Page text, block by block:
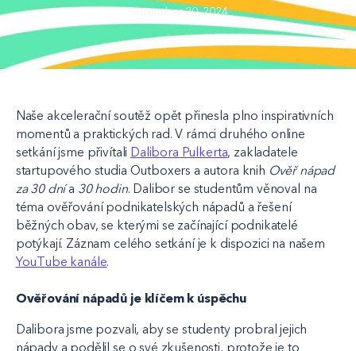
September 20, 2024
Naše akcelerační soutěž opět přinesla plno inspirativních
momentů a praktických rad. V rámci druhého online
setkání jsme přivítali Dalibora Pulkerta, zakladatele
startupového studia Outboxers a autora knih Ověř nápad
za 30 dnía 30 hodin. Dalibor se studentům věnoval na
téma ověřování podnikatelských nápadů a řešení
běžných obav, se kterými se začínající podnikatelé
potýkají. Záznam celého setkání je k dispozici na našem
YouTube kanále.
Ověřování nápadů je klíčem k úspěchu
Dalibora jsme pozvali, aby se studenty probral jejich
nápady a podělil se o své zkušenosti, protože je to